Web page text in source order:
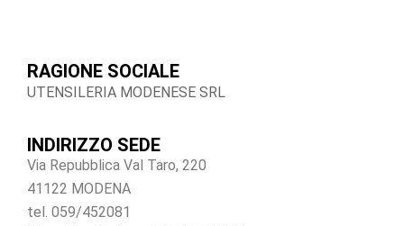
RAGIONE SOCIALE
UTENSILERIA MODENESE SRL
INDIRIZZO SEDE
Via Repubblica Val Taro, 220
41122 MODENA
tel. 059/452081